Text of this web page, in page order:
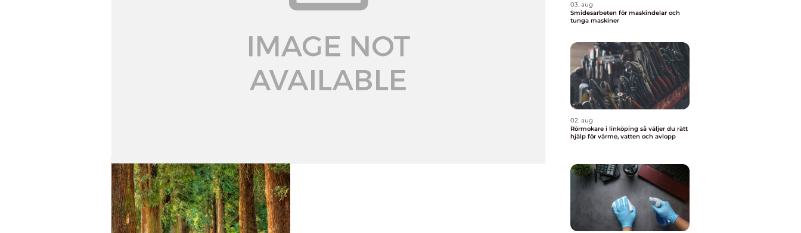
03. aug
Smidesarbeten för maskindelar och
tunga maskiner
02. aug
Rörmokare i linköping så väljer du rätt
hjälp för värme, vatten och avlopp